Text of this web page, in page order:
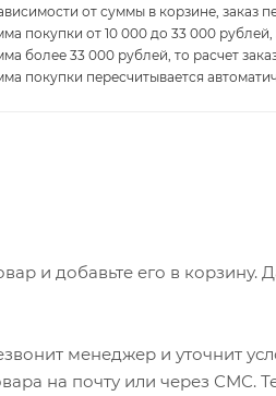
от суммы в корзине, заказ
покупки от 10 000 до 33 000 рублей,
более 33 000 рублей, то расчет
покупки пересчитывается
и добавьте его в корзину.
менеджер и уточнит
на почту или через СМС.